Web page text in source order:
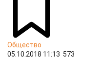
Общество
05.10.2018 11:13 573